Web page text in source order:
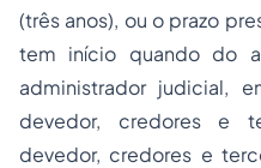
(três anos), ou o prazo
tem início quando do
administrador judicial,
devedor, credores e
devedor, credores e